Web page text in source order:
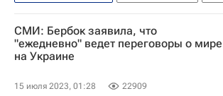
Спорт — видео
Материалы РИА Спорт
Авторы РИА Новости Спорт
Александр Усик
Григорий Дрозд
Константин (Костя) Цзю
СМИ: Бербок заявила, что
"ежедневно" ведет переговоры о мире
на Украине
15 июля 2023, 01:28 22909